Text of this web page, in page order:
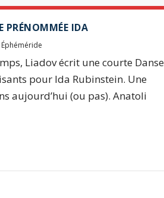
PRÉNOMMÉE IDA
Éphéméride
Liadov écrit une courte Danse
pour Ida Rubinstein. Une
aujourd’hui (ou pas). Anatoli